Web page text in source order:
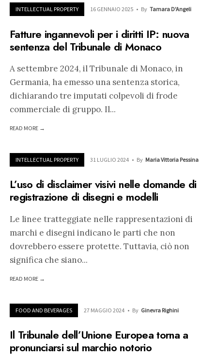
INTELLECTUAL PROPERTY 16 GENNAIO 2025 • By Tamara D'Angeli
Fatture ingannevoli per i diritti IP: nuova
sentenza del Tribunale di Monaco
A settembre 2024, il Tribunale di Monaco, in
Germania, ha emesso una sentenza storica,
dichiarando tre imputati colpevoli di frode
commerciale di gruppo. Il...
READ MORE →
INTELLECTUAL PROPERTY 31 LUGLIO 2024 • By Maria Vittoria Pessina
L’uso di disclaimer visivi nelle domande di
registrazione di disegni e modelli
Le linee tratteggiate nelle rappresentazioni di
marchi e disegni indicano le parti che non
dovrebbero essere protette. Tuttavia, ciò non
significa che siano...
READ MORE →
FOOD AND BEVERAGES 27 MAGGIO 2024 • By Ginevra Righini
Il Tribunale dell’Unione Europea torna a
pronunciarsi sul marchio notorio